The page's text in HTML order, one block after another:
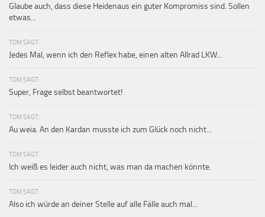
Glaube auch, dass diese Heidenaus ein guter Kompromiss sind. Sollen
etwas...
TOM SAGT:
Jedes Mal, wenn ich den Reflex habe, einen alten Allrad LKW...
TOM SAGT:
Super, Frage selbst beantwortet!
TOM SAGT:
Au weia. An den Kardan musste ich zum Glück noch nicht...
TOM SAGT:
Ich weiß es leider auch nicht, was man da machen könnte.
TOM SAGT:
Also ich würde an deiner Stelle auf alle Fälle auch mal...